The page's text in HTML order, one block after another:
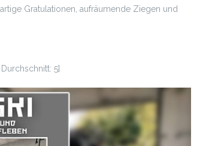
Gratulationen, aufräumende Ziegen und
Durchschnitt: 5]